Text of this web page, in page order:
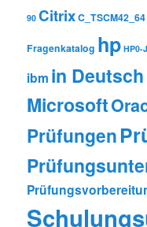
90 CitrixC_TSCM42_64
Fragenkatalog hp HP0-
ibm in Deutsch
Microsoft
Prüfungen